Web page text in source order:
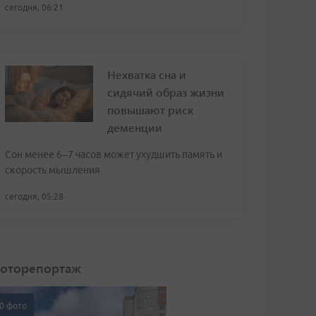
сегодня, 06:21
Нехватка сна и
сидячий образ жизни
повышают риск
деменции
Сон менее 6–7 часов может ухудшить память и
скорость мышления
сегодня, 05:28
фото